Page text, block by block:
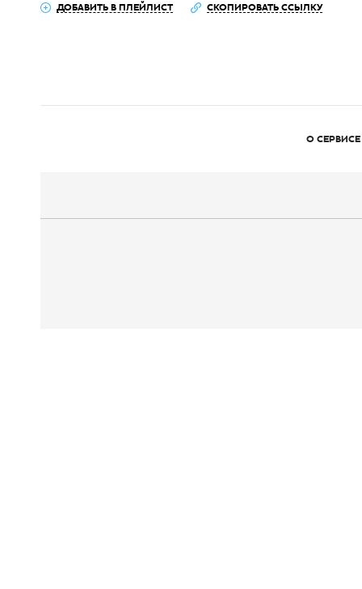
ДОБАВИТЬ В ПЛЕЙЛИСТ СКОПИРОВАТЬ ССЫЛКУ
О СЕРВИСЕ